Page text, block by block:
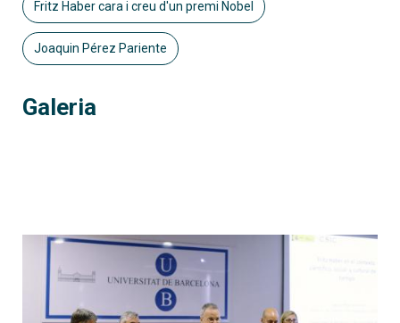
Fritz Haber cara i creu d'un premi Nobel
Joaquin Pérez Pariente
Galeria